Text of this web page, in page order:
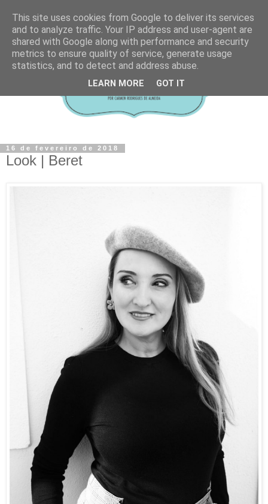
16 de fevereiro de 2018
Look | Beret
This site uses cookies from Google to deliver its services
and to analyze traffic. Your IP address and user-agent are
shared with Google along with performance and security
metrics to ensure quality of service, generate usage
statistics, and to detect and address abuse.
LEARN MORE GOT IT